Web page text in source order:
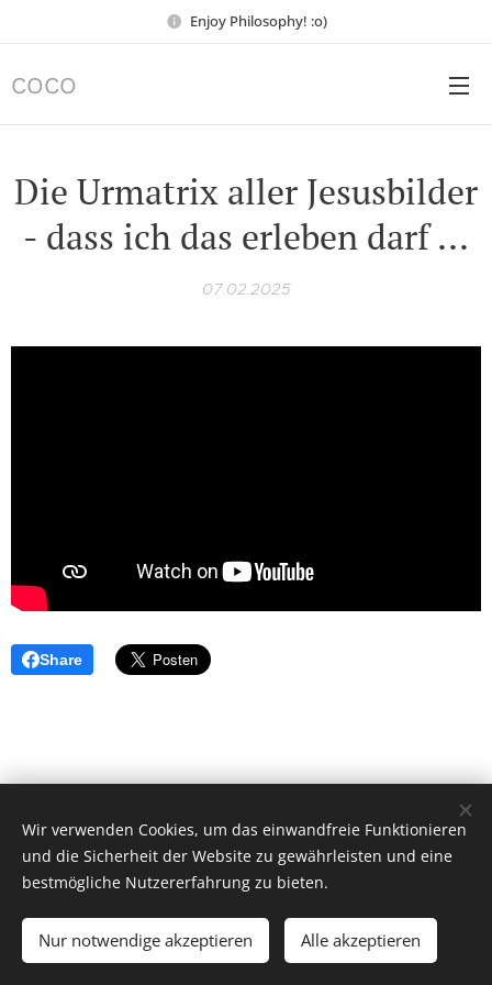
Enjoy Philosophy! :o)
COCO
Die Urmatrix aller Jesusbilder
- dass ich das erleben darf ...
07.02.2025
Share
© 2026 by Dr. Andrea Christoph-Gaugusch
All rights reserved.
Cookies
Wir verwenden Cookies, um das einwandfreie Funktionieren
und die Sicherheit der Website zu gewährleisten und eine
bestmögliche Nutzererfahrung zu bieten.
Nur notwendige akzeptieren Alle akzeptieren